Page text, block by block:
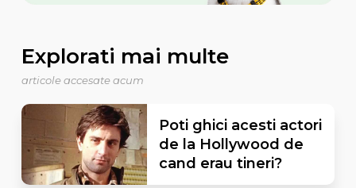
Explorati mai multe
articole accesate acum
Poti ghici acesti actori
de la Hollywood de
cand erau tineri?